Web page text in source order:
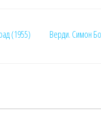
(1955) Верди. Симон